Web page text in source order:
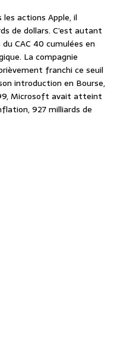
actions Apple, il
de dollars. C’est autant
CAC 40 cumulées en
La compagnie
franchi ce seuil
introduction en Bourse,
Microsoft avait atteint
927 milliards de